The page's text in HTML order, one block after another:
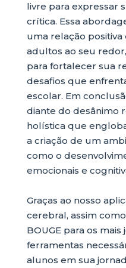
livre para expressar
crítica. Essa
uma relação
adultos ao seu
para fortalecer sua
desafios que
escolar. Em
diante do desânimo
holística que
a criação de um
como o
emocionais e
Graças ao nosso
cerebral, assim como
BOUGE para os mais
ferramentas
alunos em sua